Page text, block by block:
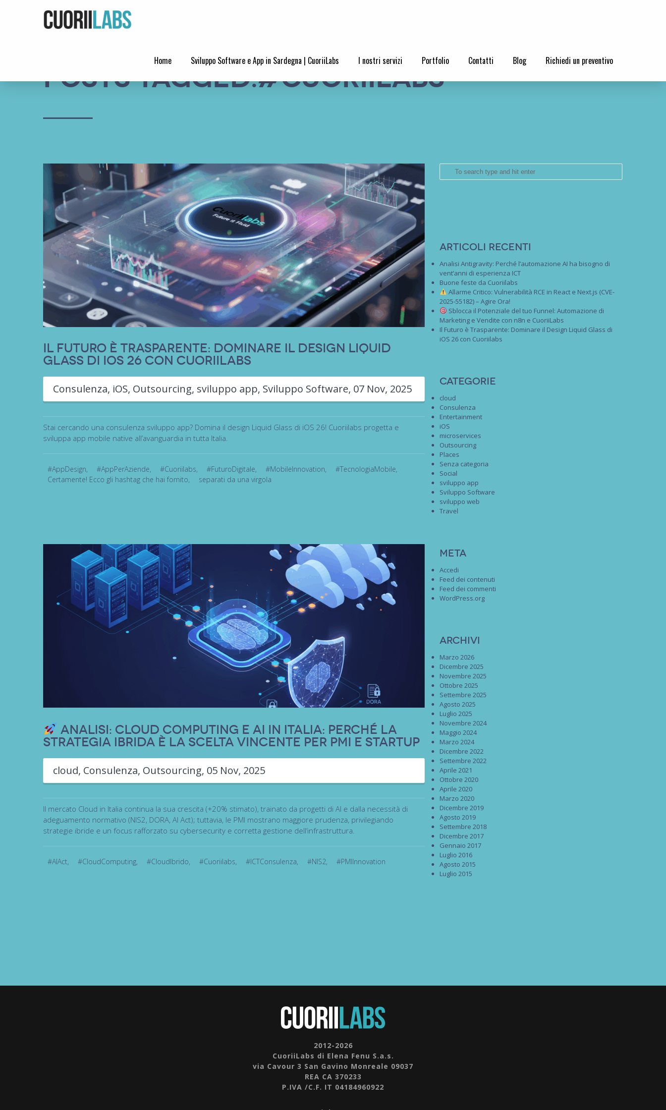
Home Sviluppo Software e App in Sardegna | CuoriiLabs I nostri servizi Portfolio Contatti Blog Richiedi un preventivo
Posts Tagged:#Cuoriilabs
Il Futuro è Trasparente: Dominare il Design Liquid
Glass di iOS 26 con Cuoriilabs
Consulenza, iOS, Outsourcing, sviluppo app, Sviluppo Software, 07 Nov, 2025
Stai cercando una consulenza sviluppo app? Domina il design Liquid Glass di iOS 26! Cuoriilabs progetta e
sviluppa app mobile native all’avanguardia in tutta Italia.
#AppDesign, #AppPerAziende, #Cuoriilabs, #FuturoDigitale, #MobileInnovation, #TecnologiaMobile,
Certamente! Ecco gli hashtag che hai fornito, separati da una virgola
Analisi: Cloud Computing e AI in Italia: Perché la
Strategia Ibrida è la Scelta Vincente per PMI e Startup
cloud, Consulenza, Outsourcing, 05 Nov, 2025
Il mercato Cloud in Italia continua la sua crescita (+20% stimato), trainato da progetti di AI e dalla necessità di
adeguamento normativo (NIS2, DORA, AI Act); tuttavia, le PMI mostrano maggiore prudenza, privilegiando
strategie ibride e un focus rafforzato su cybersecurity e corretta gestione dell’infrastruttura.
#AIAct, #CloudComputing, #CloudIbrido, #Cuoriilabs, #ICTConsulenza, #NIS2, #PMIInnovation
Articoli recenti
Analisi Antigravity: Perché l’automazione AI ha bisogno di
vent’anni di esperienza ICT
Buone feste da Cuoriilabs
Allarme Critico: Vulnerabilità RCE in React e Next.js (CVE-
2025-55182) – Agire Ora!
Sblocca il Potenziale del tuo Funnel: Automazione di
Marketing e Vendite con n8n e CuoriiLabs
Il Futuro è Trasparente: Dominare il Design Liquid Glass di
iOS 26 con Cuoriilabs
Categorie
cloud
Consulenza
Entertainment
iOS
microservices
Outsourcing
Places
Senza categoria
Social
sviluppo app
Sviluppo Software
sviluppo web
Travel
Meta
Accedi
Feed dei contenuti
Feed dei commenti
WordPress.org
Archivi
Marzo 2026
Dicembre 2025
Novembre 2025
Ottobre 2025
Settembre 2025
Agosto 2025
Luglio 2025
Novembre 2024
Maggio 2024
Marzo 2024
Dicembre 2022
Settembre 2022
Aprile 2021
Ottobre 2020
Aprile 2020
Marzo 2020
Dicembre 2019
Agosto 2019
Settembre 2018
Dicembre 2017
Gennaio 2017
Luglio 2016
Agosto 2015
Luglio 2015
2012-2026
CuoriiLabs di Elena Fenu S.a.s.
via Cavour 3 San Gavino Monreale 09037
REA CA 370233
P.IVA /C.F. IT 04184960922